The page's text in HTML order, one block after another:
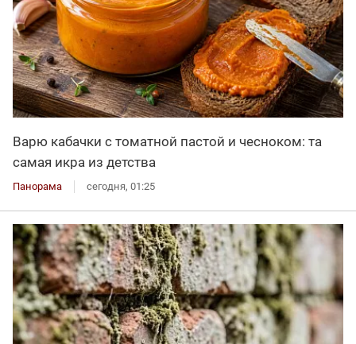
Варю кабачки с томатной пастой и чесноком: та
самая икра из детства
Панорама сегодня, 01:25